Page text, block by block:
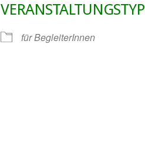
Google Kalender
VERANSTALTUNGSTYP
für BegleiterInnen